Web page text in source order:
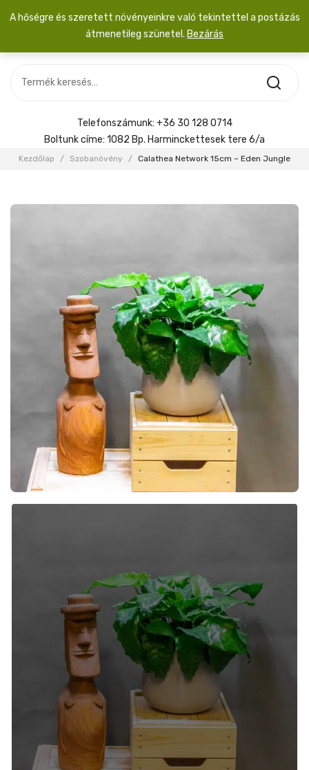
SZOBANÖVÉNY
KIEGÉSZÍTŐK
Menyasszonyi csokor
Telefonszámunk: +36 30 128 0714
Boltunk címe: 1082 Bp. Harminckettesek tere 6/a
Kezdőlap / Szobanövény / Calathea Network 15cm – Eden Jungle
A hőségre és szeretett növényeinkre való tekintettel a postázás
átmenetileg szünetel. Bezárás